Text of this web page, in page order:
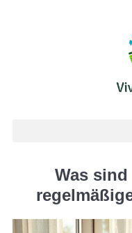
Was